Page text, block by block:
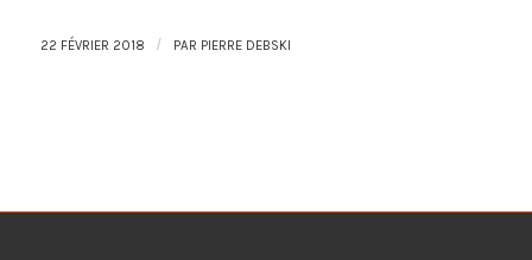
22 FÉVRIER 2018 / PAR PIERRE DEBSKI